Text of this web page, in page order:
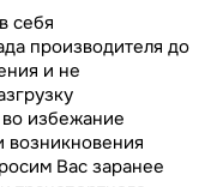
себя
производителя до
и не
избежание
возникновения
Вас заранее